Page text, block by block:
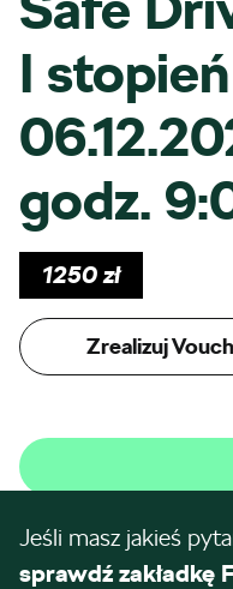
I
godz.
1250zł
Zrealizuj
Jeśli masz jakieś
sprawdź zakładkę